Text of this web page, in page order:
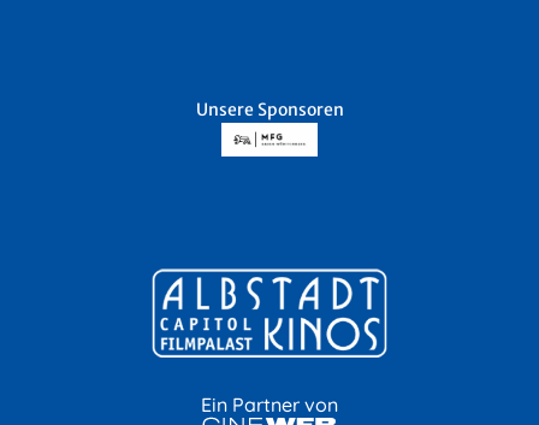
Unsere Sponsoren
Ein Partner von